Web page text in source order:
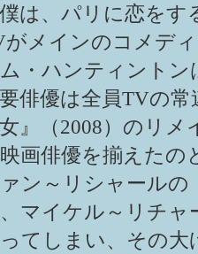
僕は、パリに恋を
がメインのコメデ
・ハンティントン
俳優は全員TVの
』（2008）のリメ
画俳優を揃えたの
ン～リシャール
マイケル～リチャ
てしまい、その大